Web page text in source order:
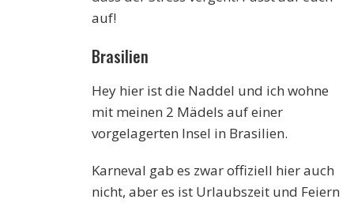
auf!
Brasilien
Hey hier ist die Naddel und ich wohne
mit meinen 2 Mädels auf einer
vorgelagerten Insel in Brasilien.
Karneval gab es zwar offiziell hier auch
nicht, aber es ist Urlaubszeit und Feiern